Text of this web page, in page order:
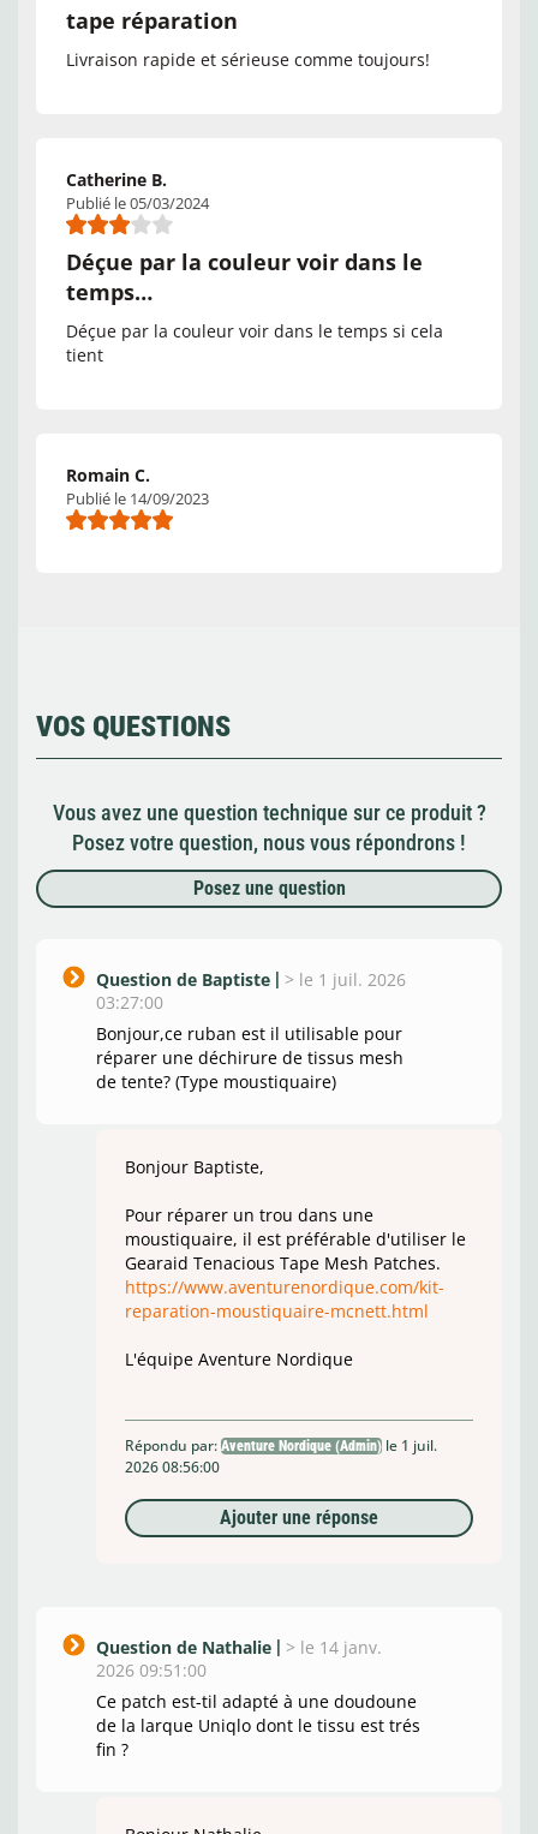
tape réparation
Livraison rapide et sérieuse comme toujours!
Catherine B.
Publié le 05/03/2024
Déçue par la couleur voir dans le
temps…
Déçue par la couleur voir dans le temps si cela
tient
Romain C.
Publié le 14/09/2023
VOS QUESTIONS
Vous avez une question technique sur ce produit ?
Posez votre question, nous vous répondrons !
Posez une question
Question de Baptiste > le 1 juil. 2026
03:27:00
Bonjour,ce ruban est il utilisable pour
réparer une déchirure de tissus mesh
de tente? (Type moustiquaire)
Bonjour Baptiste,
Pour réparer un trou dans une
moustiquaire, il est préférable d'utiliser le
Gearaid Tenacious Tape Mesh Patches.
https://www.aventurenordique.com/kit-
reparation-moustiquaire-mcnett.html
L'équipe Aventure Nordique
Répondu par: Aventure Nordique (Admin) le 1 juil.
2026 08:56:00
Ajouter une réponse
Question de Nathalie > le 14 janv.
2026 09:51:00
Ce patch est-til adapté à une doudoune
de la larque Uniqlo dont le tissu est trés
fin ?